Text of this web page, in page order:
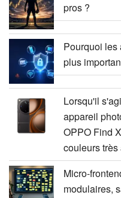
pros ?
Pourquoi les
plus
Lorsqu'il
appareil
OPPO Find
couleurs
Micro-
modulaires,